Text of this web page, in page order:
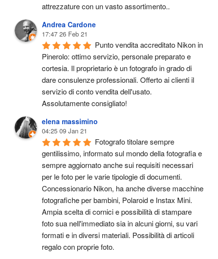
attrezzature con un vasto assortimento..
Andrea Cardone
17:47 26 Feb 21
Punto vendita accreditato Nikon in
Pinerolo: ottimo servizio, personale preparato e
cortesia. Il proprietario è un fotografo in grado di
dare consulenze professionali. Offerto ai clienti il
servizio di conto vendita dell'usato.
Assolutamente consigliato!
elena massimino
04:25 09 Jan 21
Fotografo titolare sempre
gentilissimo, informato sul mondo della fotografia e
sempre aggiornato anche sui requisiti necessari
per le foto per le varie tipologie di documenti.
Concessionario Nikon, ha anche diverse macchine
fotografiche per bambini, Polaroid e Instax Mini.
Ampia scelta di cornici e possibilità di stampare
foto sua nell'immediato sia in alcuni giorni, su vari
formati e in diversi materiali. Possibilità di articoli
regalo con proprie foto.